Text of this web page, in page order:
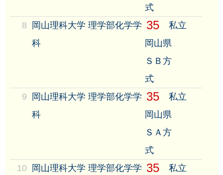
式
8
岡山理科大学 理学部化学学
科
35
私立
岡山県
ＳＢ方
式
9
岡山理科大学 理学部化学学
科
35
私立
岡山県
ＳＡ方
式
10
岡山理科大学 理学部化学学 35
私立